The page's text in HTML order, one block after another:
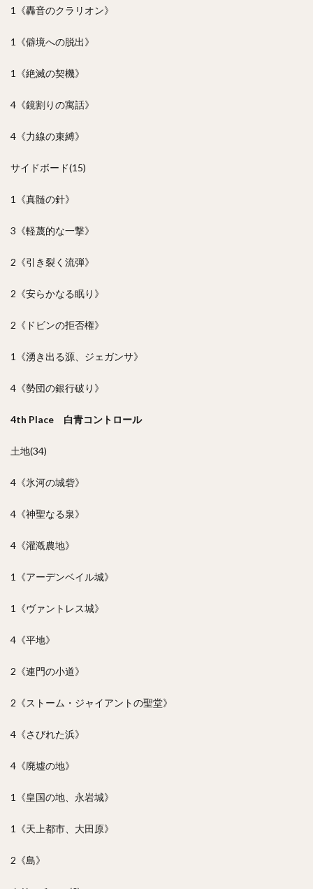
1《轟音のクラリオン》
1《僻境への脱出》
1《絶滅の契機》
4《鏡割りの寓話》
4《力線の束縛》
サイドボード(15)
1《真髄の針》
3《軽蔑的な一撃》
2《引き裂く流弾》
2《安らかなる眠り》
2《ドビンの拒否権》
1《湧き出る源、ジェガンサ》
4《勢団の銀行破り》
4th Place 白青コントロール
土地(34)
4《氷河の城砦》
4《神聖なる泉》
4《灌漑農地》
1《アーデンベイル城》
1《ヴァントレス城》
4《平地》
2《連門の小道》
2《ストーム・ジャイアントの聖堂》
4《さびれた浜》
4《廃墟の地》
1《皇国の地、永岩城》
1《天上都市、大田原》
2《島》